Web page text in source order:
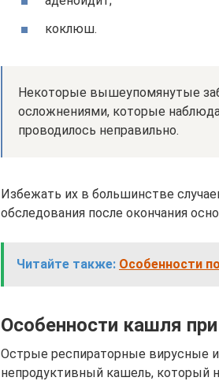
коклюш.
Некоторые вышеупомянутые
осложнениями, которые
проводилось неправильно.
Избежать их в большинстве
обследования после окончания
Читайте также: Особенности
Особенности кашля
Острые респираторные вирусные
непродуктивный кашель, который